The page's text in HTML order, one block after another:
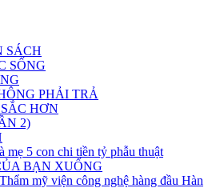
SÁCH
SỐNG
PHẢI TRẢ
HƠN
2)
mẹ 5 con chi tiền tỷ phẫu thuật
BẠN XUỐNG
mỹ viện công nghệ hàng đầu Hàn